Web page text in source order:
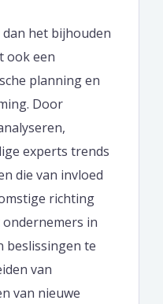
het bijhouden
ook een
planning en
Door
experts trends
die van invloed
richting
in
beslissingen te
van
van nieuwe